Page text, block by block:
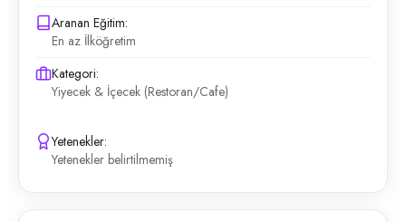
Aranan Eğitim:
En az İlköğretim
Kategori:
Yiyecek & İçecek (Restoran/Cafe)
Yetenekler:
Yetenekler belirtilmemiş